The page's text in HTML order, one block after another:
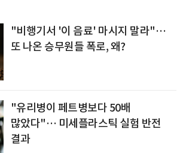
"비행기서 '이 음료' 마시지 말라"…
또 나온 승무원들 폭로, 왜?
"유리병이 페트병보다 50배
많았다"… 미세플라스틱 실험 반전
결과